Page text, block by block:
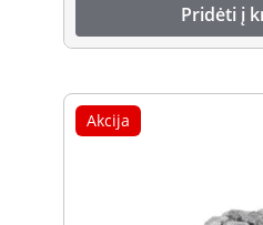
Pridėti į
Akcija